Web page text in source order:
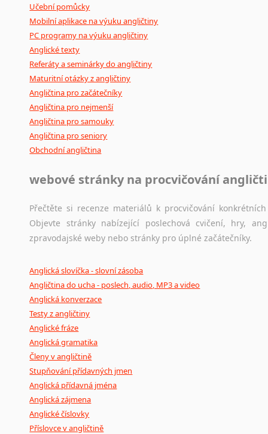
Učební pomůcky
Mobilní aplikace na výuku angličtiny
PC programy na výuku angličtiny
Anglické texty
Referáty a seminárky do angličtiny
Maturitní otázky z angličtiny
Angličtina pro začátečníky
Angličtina pro nejmenší
Angličtina pro samouky
Angličtina pro seniory
Obchodní angličtina
webové stránky na procvičování
Přečtěte si recenze materiálů k procvičování
Objevte stránky nabízející poslechová cvičení, hry,
zpravodajské weby nebo stránky pro úplné začátečníky.
Anglická slovíčka - slovní zásoba
Angličtina do ucha - poslech, audio, MP3 a video
Anglická konverzace
Testy z angličtiny
Anglické fráze
Anglická gramatika
Členy v angličtině
Stupňování přídavných jmen
Anglická přídavná jména
Anglická zájmena
Anglické číslovky
Příslovce v angličtině